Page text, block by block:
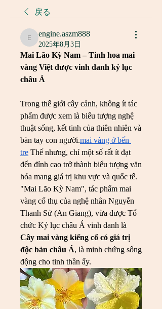
戻る
engine.aszm888
engine.aszm888
2025年8月3日
Mai Lão Kỳ Nam – Tinh hoa mai
vàng Việt được vinh danh kỷ lục
châu Á
Trong thế giới cây cảnh, không ít tác
phẩm được xem là biểu tượng nghệ
thuật sống, kết tinh của thiên nhiên và
bàn tay con người.mai vàng ở bến
tre Thế nhưng, chỉ một số rất ít đạt
đến đỉnh cao trở thành biểu tượng văn
hóa mang giá trị khu vực và quốc tế.
"Mai Lão Kỳ Nam", tác phẩm mai
vàng cổ thụ của nghệ nhân Nguyễn
Thanh Sử (An Giang), vừa được Tổ
Cây mai vàng kiểng cổ có giá trị
độc bản châu Á, là minh chứng sống
động cho tinh thần ấy.